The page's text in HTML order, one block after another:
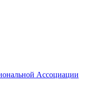
Ассоциации